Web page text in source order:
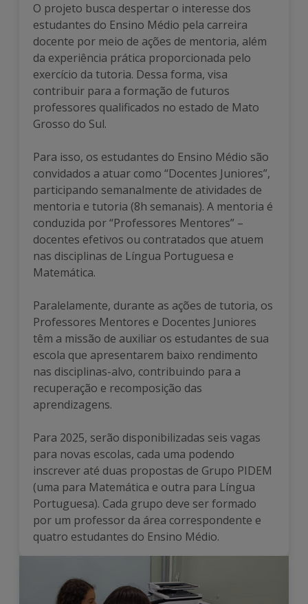
O projeto busca despertar o interesse dos
estudantes do Ensino Médio pela carreira
docente por meio de ações de mentoria, além
da experiência prática proporcionada pelo
exercício da tutoria. Dessa forma, visa
contribuir para a formação de futuros
professores qualificados no estado de Mato
Grosso do Sul.
Para isso, os estudantes do Ensino Médio são
convidados a atuar como “Docentes Juniores”,
participando semanalmente de atividades de
mentoria e tutoria (8h semanais). A mentoria é
conduzida por “Professores Mentores” –
docentes efetivos ou contratados que atuem
nas disciplinas de Língua Portuguesa e
Matemática.
Paralelamente, durante as ações de tutoria, os
Professores Mentores e Docentes Juniores
têm a missão de auxiliar os estudantes de sua
escola que apresentarem baixo rendimento
nas disciplinas-alvo, contribuindo para a
recuperação e recomposição das
aprendizagens.
Para 2025, serão disponibilizadas seis vagas
para novas escolas, cada uma podendo
inscrever até duas propostas de Grupo PIDEM
(uma para Matemática e outra para Língua
Portuguesa). Cada grupo deve ser formado
por um professor da área correspondente e
quatro estudantes do Ensino Médio.